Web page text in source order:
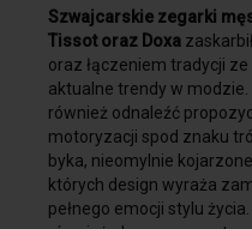
Szwajcarskie zegarki
Tissot oraz Doxa
oraz łączeniem tradycji
aktualne trendy w modzie.
również odnaleźć
motoryzacji spod znaku
byka, nieomylnie
których design wyraża